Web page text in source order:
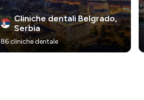
Cliniche dentali Belgrado,
Serbia
86 cliniche dentale